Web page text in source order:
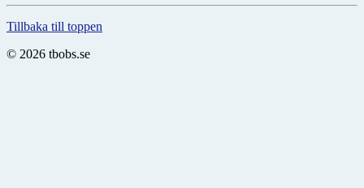
Tillbaka till toppen
© 2026 tbobs.se